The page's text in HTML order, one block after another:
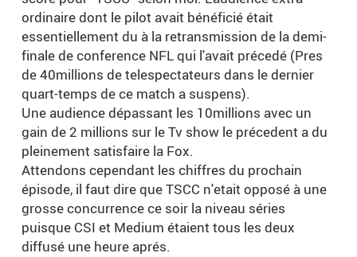
ordinaire dont le pilot avait bénéficié était
essentiellement du à la retransmission de la demi-
finale de conference NFL qui l'avait précedé (Pres
de 40millions de telespectateurs dans le dernier
quart-temps de ce match a suspens).
Une audience dépassant les 10millions avec un
gain de 2 millions sur le Tv show le précedent a du
pleinement satisfaire la Fox.
Attendons cependant les chiffres du prochain
épisode, il faut dire que TSCC n'etait opposé à une
grosse concurrence ce soir la niveau séries
puisque CSI et Medium étaient tous les deux
diffusé une heure aprés.